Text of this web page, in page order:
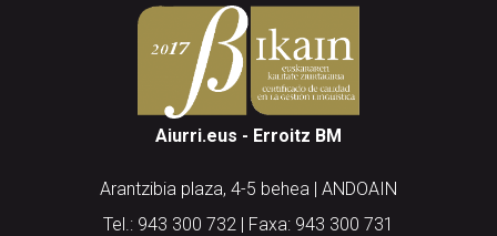
Aiurri.eus - Erroitz BM
Arantzibia plaza, 4-5 behea | ANDOAIN
Tel.: 943 300 732 | Faxa: 943 300 731